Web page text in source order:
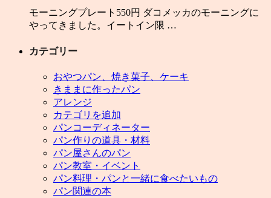
モーニングプレート550円 ダコメッカのモーニングに
やってきました。イートイン限 …
カテゴリー
おやつパン、焼き菓子、ケーキ
きままに作ったパン
アレンジ
カテゴリを追加
パンコーディネーター
パン作りの道具・材料
パン屋さんのパン
パン教室・イベント
パン料理・パンと一緒に食べたいもの
パン関連の本